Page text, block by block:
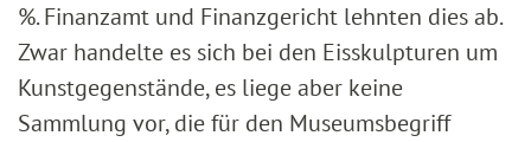
%. Finanzamt und Finanzgericht lehnten dies ab.
Zwar handelte es sich bei den Eisskulpturen um
Kunstgegenstände, es liege aber keine
Sammlung vor, die für den Museumsbegriff